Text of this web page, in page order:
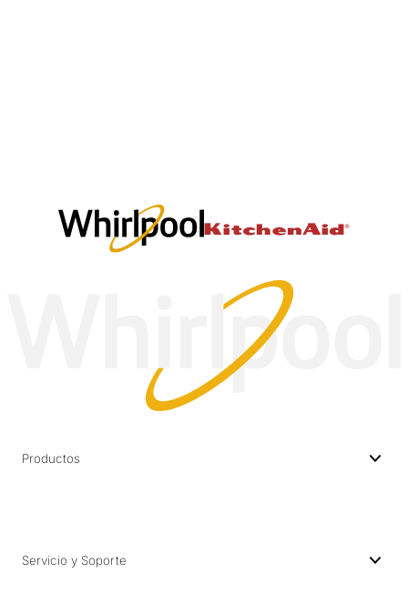
Productos
Servicio y Soporte